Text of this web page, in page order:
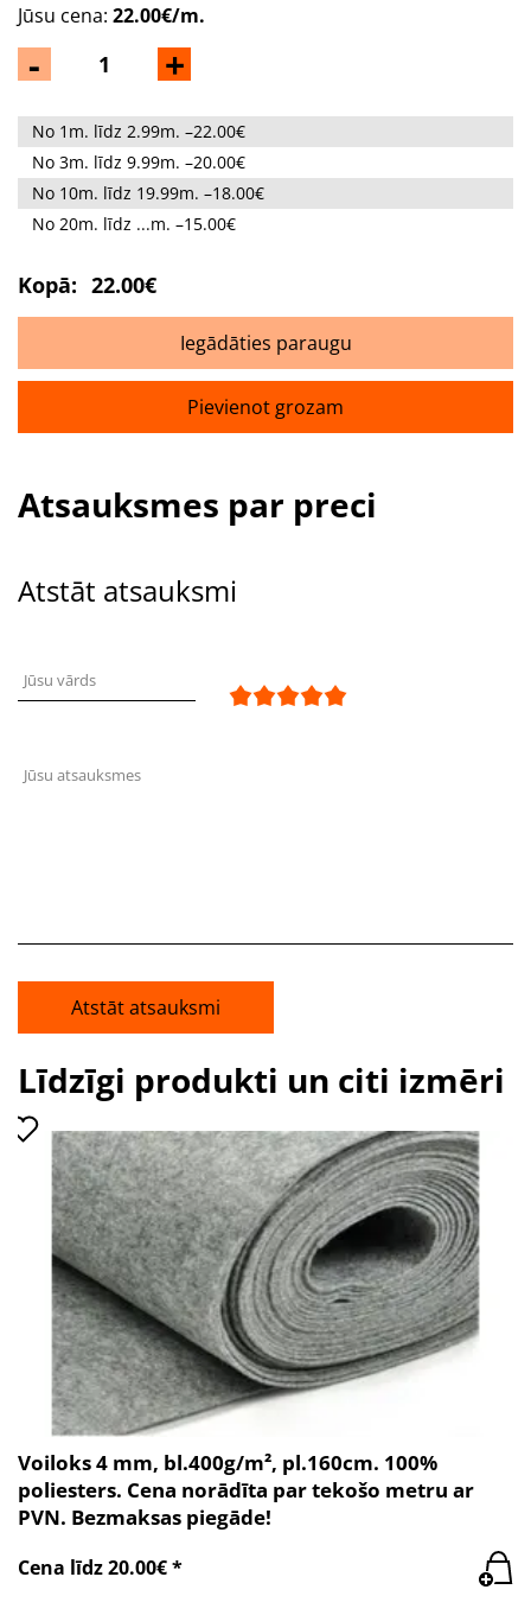
- +
Jūsu cena: 22.00€/m.
No 1m. līdz 2.99m. –22.00€
No 3m. līdz 9.99m. –20.00€
No 10m. līdz 19.99m. –18.00€
No 20m. līdz ...m. –15.00€
Kopā: 22.00€
Iegādāties paraugu
Pievienot grozam
Atsauksmes par preci
Atstāt atsauksmi
Jūsu vārds
Jūsu atsauksmes
Atstāt atsauksmi
Līdzīgi produkti un citi izmēri
Voiloks 4 mm, bl.400g/m², pl.160cm. 100%
poliesters. Cena norādīta par tekošo metru ar
PVN. Bezmaksas piegāde!
Cena līdz 20.00€ *